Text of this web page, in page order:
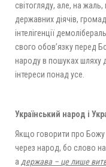
світогляду, але, на жаль,
державних діячів,
інтелігенції
свого обов’язку перед
народу в пошуках шляху
інтереси понад усе.
Український народ і
Якщо говорити про
через народ, бо слово
а держава – це лише